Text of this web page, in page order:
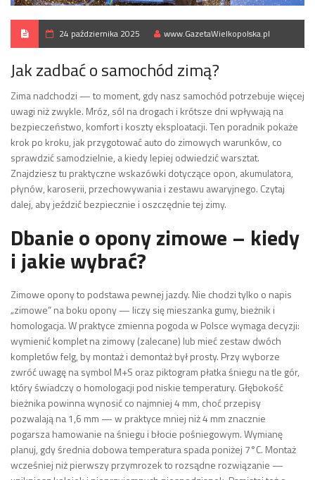
24 października 2025 www.GazetaWielkopolska.pl
Jak zadbać o samochód zimą?
Zima nadchodzi — to moment, gdy nasz samochód potrzebuje więcej
uwagi niż zwykle. Mróz, sól na drogach i krótsze dni wpływają na
bezpieczeństwo, komfort i koszty eksploatacji. Ten poradnik pokaże
krok po kroku, jak przygotować auto do zimowych warunków, co
sprawdzić samodzielnie, a kiedy lepiej odwiedzić warsztat.
Znajdziesz tu praktyczne wskazówki dotyczące opon, akumulatora,
płynów, karoserii, przechowywania i zestawu awaryjnego. Czytaj
dalej, aby jeździć bezpiecznie i oszczędnie tej zimy.
Dbanie o opony zimowe – kiedy
i jakie wybrać?
Zimowe opony to podstawa pewnej jazdy. Nie chodzi tylko o napis
„zimowe” na boku opony — liczy się mieszanka gumy, bieżnik i
homologacja. W praktyce zmienna pogoda w Polsce wymaga decyzji:
wymienić komplet na zimowy (zalecane) lub mieć zestaw dwóch
kompletów felg, by montaż i demontaż był prosty. Przy wyborze
zwróć uwagę na symbol M+S oraz piktogram płatka śniegu na tle gór,
który świadczy o homologacji pod niskie temperatury. Głębokość
bieżnika powinna wynosić co najmniej 4 mm, choć przepisy
pozwalają na 1,6 mm — w praktyce mniej niż 4 mm znacznie
pogarsza hamowanie na śniegu i błocie pośniegowym. Wymianę
planuj, gdy średnia dobowa temperatura spada poniżej 7°C. Montaż
wcześniej niż pierwszy przymrozek to rozsądne rozwiązanie —